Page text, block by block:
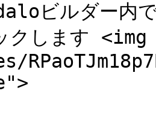
ビルダー内で
クします <img